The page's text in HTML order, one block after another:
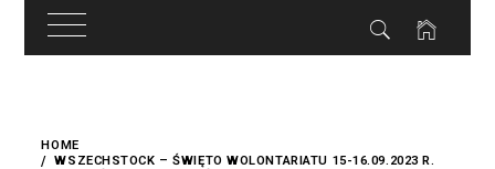
treści
content
HOME
WSZECHSTOCK – ŚWIĘTO WOLONTARIATU 15-16.09.2023 R.